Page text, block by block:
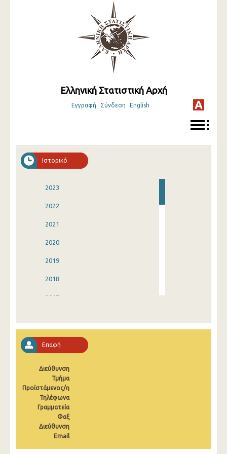
Ελληνική Στατιστική Αρχή
Εγγραφή Σύνδεση English
Ιστορικό
2023
2022
2021
2020
2019
2018
2017
2014
2013
2012
2011
2010
Επαφή
Διεύθυνση
Τμήμα
Προϊστάμενος/η
Τηλέφωνα
Γραμματεία
Φαξ
Διεύθυνση
Email